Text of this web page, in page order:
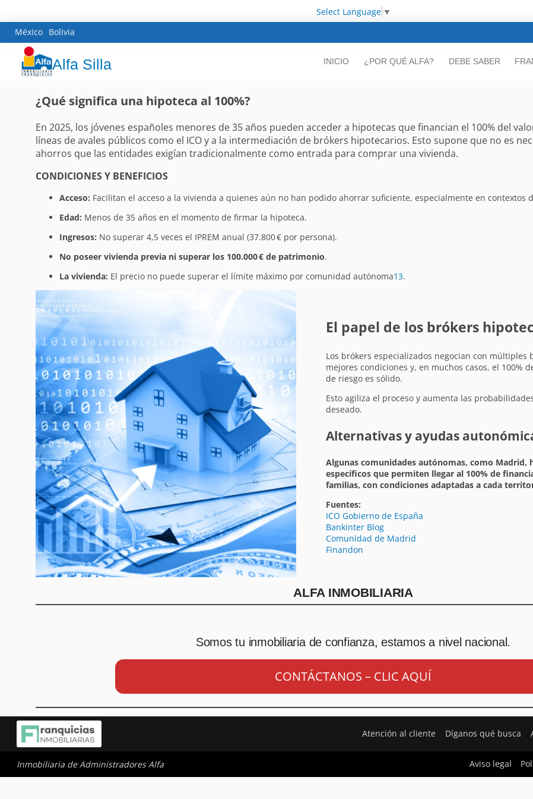
Select Language ▼
México Bolivia
Alfa Silla INICIO ¿POR QUÉ ALFA? DEBE SABER
¿Qué significa una hipoteca al 100%?
En 2025, los jóvenes españoles menores de 35 años pueden acceder a hipotecas que financian el 100% del
líneas de avales públicos como el ICO y a la intermediación de brókers hipotecarios. Esto supone que no es
ahorros que las entidades exigían tradicionalmente como entrada para comprar una vivienda.
CONDICIONES Y BENEFICIOS
Acceso: Facilitan el acceso a la vivienda a quienes aún no han podido ahorrar suficiente, especialmente en contextos
Edad: Menos de 35 años en el momento de firmar la hipoteca.
Ingresos: No superar 4,5 veces el IPREM anual (37.800 € por persona).
No poseer vivienda previa ni superar los 100.000 € de patrimonio.
La vivienda: El precio no puede superar el límite máximo por comunidad autónoma13.
El papel de los brókers
Los brókers especializados negocian con múltiples
mejores condiciones y, en muchos casos, el 100%
de riesgo es sólido.
Esto agiliza el proceso y aumenta las
deseado.
Alternativas y ayudas
Algunas comunidades autónomas, como Madrid,
específicos que permiten llegar al 100% de
familias, con condiciones adaptadas a cada
Fuentes:
ICO Gobierno de España
Bankinter Blog
Comunidad de Madrid
Finandon
ALFA INMOBILIARIA
Somos tu inmobiliaria de confianza, estamos a nivel nacional.
CONTÁCTANOS – CLIC AQUÍ
Atención al cliente Díganos qué busca
Inmobiliaria de Administradores Alfa Aviso legal